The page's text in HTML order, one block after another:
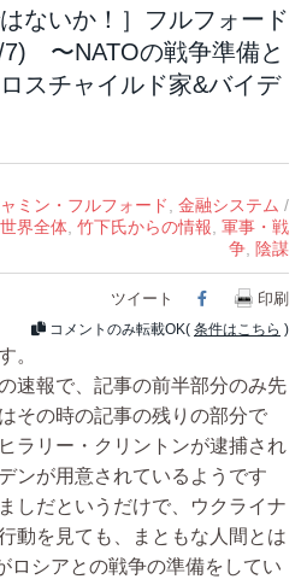
ないか！］フルフォード
7) 〜NATOの戦争準備と
スチャイルド家&バイデ
ミン・フルフォード, 金融システム /
世界全体, 竹下氏からの情報, 軍事・戦
争, 陰謀
ツイート Facebook
印刷
コメントのみ転載OK( 条件はこちら )
。
速報で、記事の前半部分のみ先
その時の記事の残りの部分で
ラリー・クリントンが逮捕され
ンが用意されているようです
しだというだけで、ウクライナ
動を見ても、まともな人間とは
ロシアとの戦争の準備をしてい